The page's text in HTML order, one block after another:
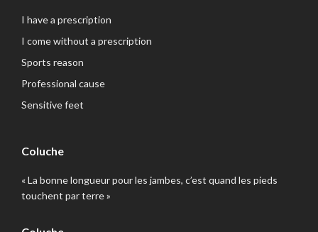
I have a prescription
I come without a prescription
Sports reason
Professional cause
Sensitive feet
Coluche
« La bonne longueur pour les jambes, c’est quand les pieds
touchent par terre »